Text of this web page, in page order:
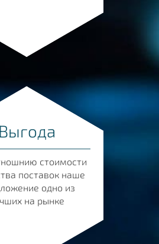
Выгода
стоимости
поставок наше
одно из
на рынке